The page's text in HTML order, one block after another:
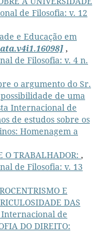
de Filosofia: v. 12
e Educação em
,
de Filosofia: v. 4 n.
o argumento do Sr.
de uma
Internacional de
de estudos sobre os
Homenagem a
O TRABALHADOR: ,
de Filosofia: v. 13
E
DAS
de
DO DIREITO: